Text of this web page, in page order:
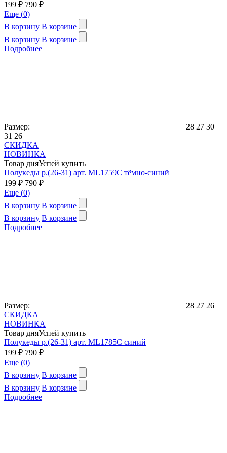
199 ₽ 790 ₽
Еще (0)
В корзину В корзине
В корзину В корзине
Подробнее
Размер: 28 27 30
31 26
СКИДКА
НОВИНКА
Товар дняУспей купить
Полукеды р.(26-31) арт. ML1759C тёмно-синий
199 ₽ 790 ₽
Еще (0)
В корзину В корзине
В корзину В корзине
Подробнее
Размер: 28 27 26
СКИДКА
НОВИНКА
Товар дняУспей купить
Полукеды р.(26-31) арт. ML1785C синий
199 ₽ 790 ₽
Еще (0)
В корзину В корзине
В корзину В корзине
Подробнее